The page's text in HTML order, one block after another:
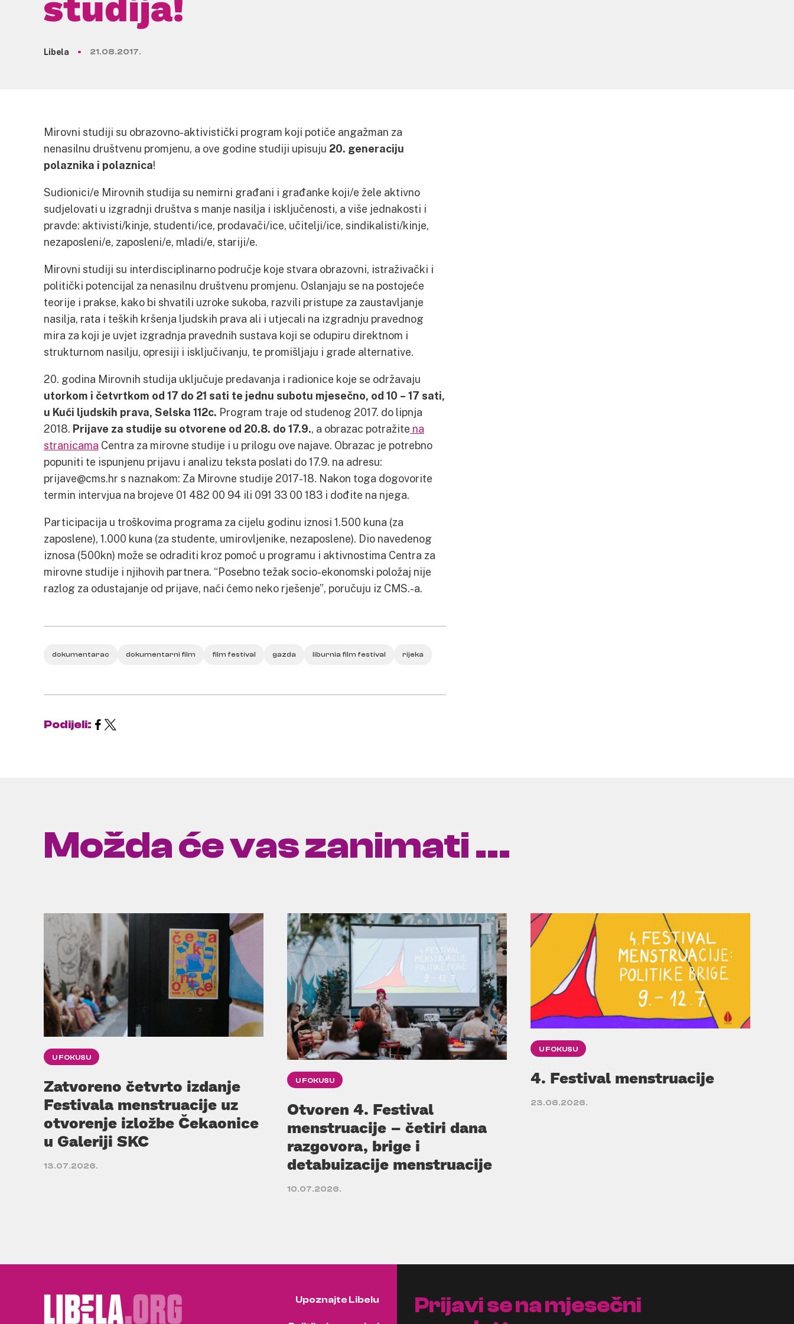
Libela 21.08.2017.
Mirovni studiji su obrazovno-aktivistički program koji potiče angažman za
nenasilnu društvenu promjenu, a ove godine studiji upisuju 20. generaciju
polaznika i polaznica!
Sudionici/e Mirovnih studija su nemirni građani i građanke koji/e žele aktivno
sudjelovati u izgradnji društva s manje nasilja i isključenosti, a više jednakosti i
pravde: aktivisti/kinje, studenti/ice, prodavači/ice, učitelji/ice, sindikalisti/kinje,
nezaposleni/e, zaposleni/e, mladi/e, stariji/e.
Mirovni studiji su interdisciplinarno područje koje stvara obrazovni, istraživački i
politički potencijal za nenasilnu društvenu promjenu. Oslanjaju se na postojeće
teorije i prakse, kako bi shvatili uzroke sukoba, razvili pristupe za zaustavljanje
nasilja, rata i teških kršenja ljudskih prava ali i utjecali na izgradnju pravednog
mira za koji je uvjet izgradnja pravednih sustava koji se odupiru direktnom i
strukturnom nasilju, opresiji i isključivanju, te promišljaju i grade alternative.
20. godina Mirovnih studija uključuje predavanja i radionice koje se održavaju
utorkom i četvrtkom od 17 do 21 sati te jednu subotu mjesečno, od 10 – 17 sati,
u Kući ljudskih prava, Selska 112c. Program traje od studenog 2017. do lipnja
2018. Prijave za studije su otvorene od 20.8. do 17.9., a obrazac potražite na
stranicama Centra za mirovne studije i u prilogu ove najave. Obrazac je potrebno
popuniti te ispunjenu prijavu i analizu teksta poslati do 17.9. na adresu:
prijave@cms.hr s naznakom: Za Mirovne studije 2017-18. Nakon toga dogovorite
termin intervjua na brojeve 01 482 00 94 ili 091 33 00 183 i dođite na njega.
Participacija u troškovima programa za cijelu godinu iznosi 1.500 kuna (za
zaposlene), 1.000 kuna (za studente, umirovljenike, nezaposlene). Dio navedenog
iznosa (500kn) može se odraditi kroz pomoć u programu i aktivnostima Centra za
mirovne studije i njihovih partnera. “Posebno težak socio-ekonomski položaj nije
razlog za odustajanje od prijave, naći ćemo neko rješenje”, poručuju iz CMS.-a.
dokumentarac dokumentarni film film festival gazda liburnia film festival rijeka
Podijeli:
Možda će vas zanimati ...
U FOKUSU
Zatvoreno četvrto izdanje
Festivala menstruacije uz
otvorenje izložbe Čekaonice
u Galeriji SKC
13.07.2026.
U FOKUSU
Otvoren 4. Festival
menstruacije – četiri dana
razgovora, brige i
detabuizacije menstruacije
10.07.2026.
U FOKUSU
4. Festival menstruacije
23.06.2026.
Upoznajte Libelu
Prijavi se na mjesečni